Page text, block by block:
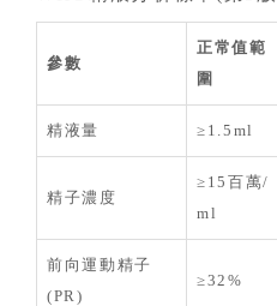
參數
正常值範
圍
精液量 ≥1.5ml
精子濃度
≥ 15百萬/
ml
前向運動精子
(PR)
≥32%